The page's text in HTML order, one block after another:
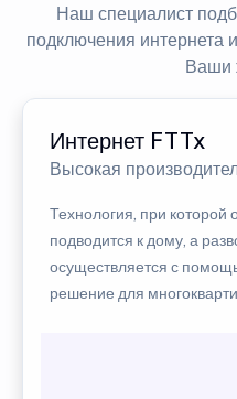
Наш специалист
подключения интернета
Ваши
Интернет FTTx
Высокая
Технология, при которой
подводится к дому, а
осуществляется с
решение для